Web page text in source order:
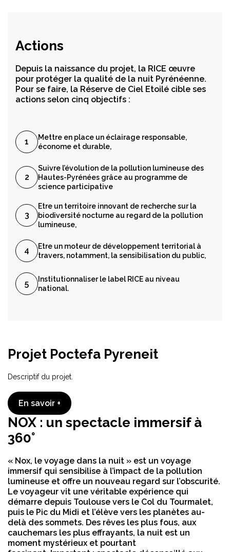
Actions
Depuis la naissance du projet, la RICE œuvre
pour protéger la qualité de la nuit Pyrénéenne.
Pour se faire, la Réserve de Ciel Etoilé cible ses
actions selon cinq objectifs :
Mettre en place un éclairage responsable,
économe et durable,
Suivre l’évolution de la pollution lumineuse des
Hautes-Pyrénées grâce au programme de
science participative
Etre un territoire innovant de recherche sur la
biodiversité nocturne au regard de la pollution
lumineuse,
Etre un moteur de développement territorial à
travers, notamment, la sensibilisation du public,
Institutionnaliser le label RICE au niveau
national.
Projet Poctefa Pyreneit
Descriptif du projet.
En savoir +
NOX : un spectacle immersif à
360°
« Nox, le voyage dans la nuit » est un voyage
immersif qui sensibilise à l’impact de la pollution
lumineuse et offre un nouveau regard sur l’obscurité.
Le voyageur vit une véritable expérience qui
démarre depuis Toulouse vers le Col du Tourmalet,
puis le Pic du Midi et l’élève vers les planètes au-
delà des sommets. Des rêves les plus fous, aux
cauchemars les plus effrayants, la nuit est un
moment mystérieux et pourtant